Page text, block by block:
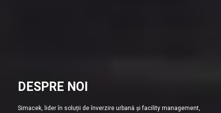
DESPRE NOI
Simacek, lider în soluții de înverzire urbană și facility management,